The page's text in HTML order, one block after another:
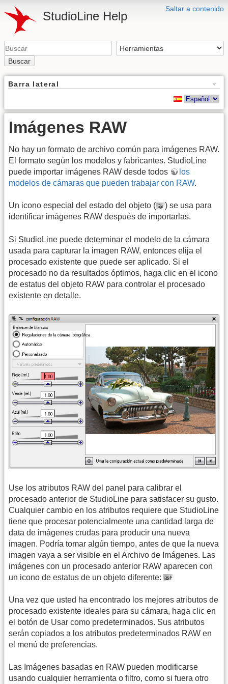
Saltar a contenido
StudioLine Help
Buscar
Barra lateral
Imágenes RAW
No hay un formato de archivo común para imágenes RAW.
El formato según los modelos y fabricantes. StudioLine
puede importar imágenes RAW desde todos
los
modelos de cámaras que pueden trabajar con RAW.
Un icono especial del estado del objeto (
) se usa para
identificar imágenes RAW después de importarlas.
Si StudioLine puede determinar el modelo de la cámara
usada para capturar la imagen RAW, entonces elija el
procesado existente que puede ser aplicado. Si el
procesado no da resultados óptimos, haga clic en el icono
de estatus del objeto RAW para controlar el procesado
existente en detalle.
Use los atributos RAW del panel para calibrar el
procesado anterior de StudioLine para satisfacer su gusto.
Cualquier cambio en los atributos requiere que StudioLine
tiene que procesar potencialmente una cantidad larga de
data de imágenes crudas para producir una nueva
imagen. Podría tomar algún tiempo, antes de que la nueva
imagen vaya a ser visible en el Archivo de Imágenes. Las
imágenes con un procesado anterior RAW aparecen con
un icono de estatus de un objeto diferente:
Una vez que usted ha encontrado los mejores atributos de
procesado existente ideales para su cámara, haga clic en
el botón de Usar como predeterminados. Sus atributos
serán copiados a los atributos predeterminados RAW en
el menú de preferencias.
Las Imágenes basadas en RAW pueden modificarse
usando cualquier herramienta o filtro, como si fuera otro